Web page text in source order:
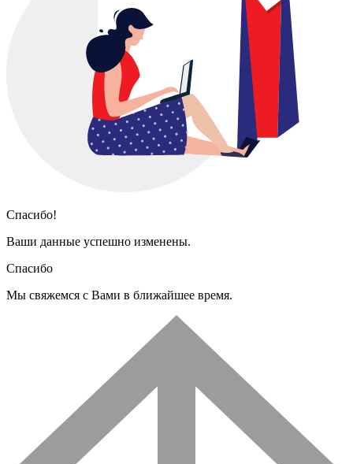
Спасибо!
Ваши данные успешно изменены.
Спасибо
Мы свяжемся с Вами в ближайшее время.